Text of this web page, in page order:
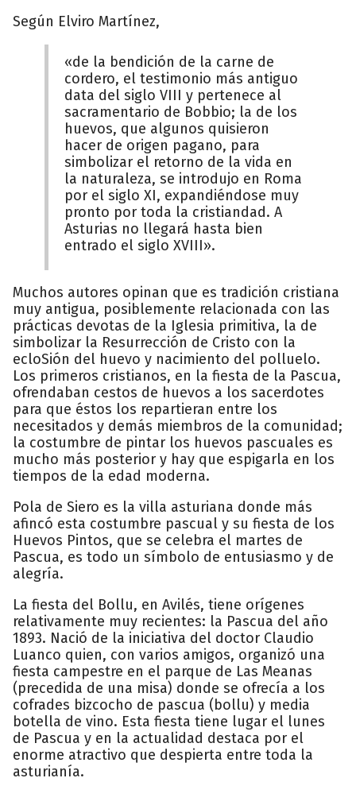
Según Elviro Martínez,
«de la bendición de la carne de
cordero, el testimonio más antiguo
data del siglo VIII y pertenece al
sacramentario de Bobbio; la de los
huevos, que algunos quisieron
hacer de origen pagano, para
simbolizar el retorno de la vida en
la naturaleza, se introdujo en Roma
por el siglo XI, expandiéndose muy
pronto por toda la cristiandad. A
Asturias no llegará hasta bien
entrado el siglo XVIII».
Muchos autores opinan que es tradición cristiana
muy antigua, posiblemente relacionada con las
prácticas devotas de la Iglesia primitiva, la de
simbolizar la Resurrección de Cristo con la
ecloSión del huevo y nacimiento del polluelo.
Los primeros cristianos, en la fiesta de la Pascua,
ofrendaban cestos de huevos a los sacerdotes
para que éstos los repartieran entre los
necesitados y demás miembros de la comunidad;
la costumbre de pintar los huevos pascuales es
mucho más posterior y hay que espigarla en los
tiempos de la edad moderna.
Pola de Siero es la villa asturiana donde más
afincó esta costumbre pascual y su fiesta de los
Huevos Pintos, que se celebra el martes de
Pascua, es todo un símbolo de entusiasmo y de
alegría.
La fiesta del Bollu, en Avilés, tiene orígenes
relativamente muy recientes: la Pascua del año
1893. Nació de la iniciativa del doctor Claudio
Luanco quien, con varios amigos, organizó una
fiesta campestre en el parque de Las Meanas
(precedida de una misa) donde se ofrecía a los
cofrades bizcocho de pascua (bollu) y media
botella de vino. Esta fiesta tiene lugar el lunes
de Pascua y en la actualidad destaca por el
enorme atractivo que despierta entre toda la
asturianía.